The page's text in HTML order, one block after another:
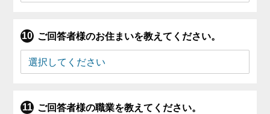
ご回答者様のお住まいを教えてください。
ご回答者様の職業を教えてください。